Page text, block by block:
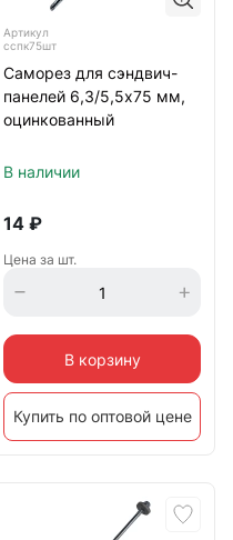
Артикул
сспк75шт
Саморез для сэндвич-
панелей 6,3/5,5х75 мм,
оцинкованный
В наличии
14 ₽
Цена за шт.
В корзину
Купить по оптовой цене